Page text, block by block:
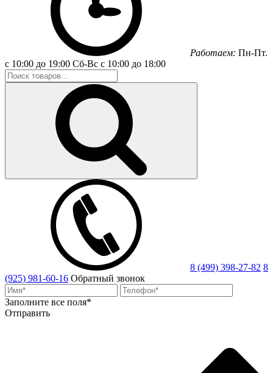
Работаем: Пн-Пт.
с 10:00 до 19:00 Сб-Вс с 10:00 до 18:00
8 (499) 398-27-82 8
(925) 981-60-16 Обратный звонок
Заполните все поля*
Отправить